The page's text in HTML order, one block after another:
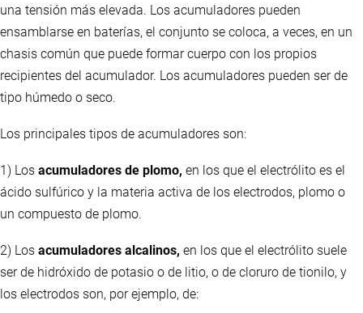
una tensión más elevada. Los acumuladores pueden
ensamblarse en baterías, el conjunto se coloca, a veces, en un
chasis común que puede formar cuerpo con los propios
recipientes del acumulador. Los acumuladores pueden ser de
tipo húmedo o seco.
Los principales tipos de acumuladores son:
1) Los acumuladores de plomo, en los que el electrólito es el
ácido sulfúrico y la materia activa de los electrodos, plomo o
un compuesto de plomo.
2) Los acumuladores alcalinos, en los que el electrólito suele
ser de hidróxido de potasio o de litio, o de cloruro de tionilo, y
los electrodos son, por ejemplo, de: